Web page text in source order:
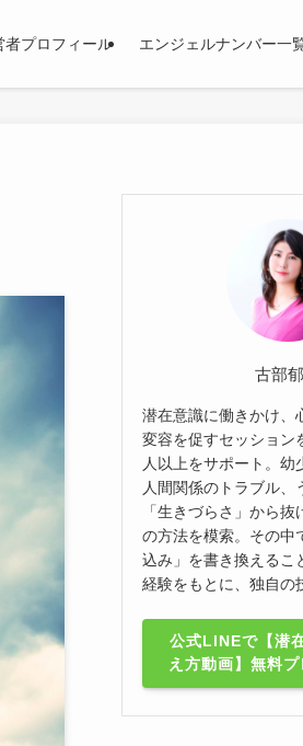
者プロフィール エンジェルナンバー一
古部
潜在意識に働きかけ、
変容を促すセッション
人以上をサポート。幼
人間関係のトラブル、
「生きづらさ」から抜
の方法を模索。その中
込み」を書き換えるこ
経験をもとに、独自の
公式LINEで【潜
え方動画】無料